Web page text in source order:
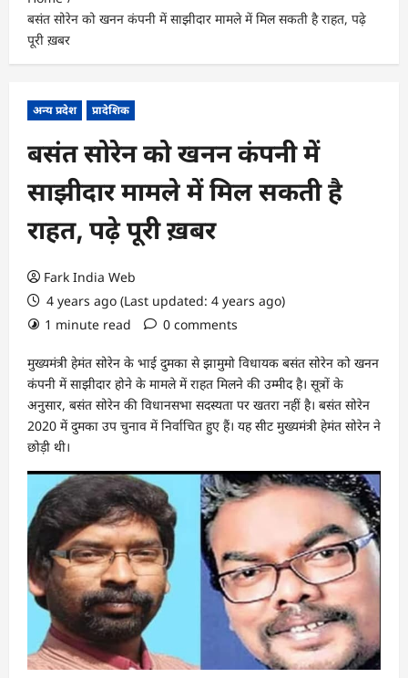
बसंत सोरेन को खनन कंपनी में साझीदार मामले में मिल सकती है राहत, पढ़े
पूरी ख़बर
अन्य प्रदेश प्रादेशिक
बसंत सोरेन को खनन कंपनी में
साझीदार मामले में मिल सकती है
राहत, पढ़े पूरी ख़बर
Fark India Web
4 years ago (Last updated: 4 years ago)
1 minute read
0 comments
मुख्यमंत्री हेमंत सोरेन के भाई दुमका से झामुमो विधायक बसंत सोरेन को खनन
कंपनी में साझीदार होने के मामले में राहत मिलने की उम्मीद है। सूत्रों के
अनुसार, बसंत सोरेन की विधानसभा सदस्यता पर खतरा नहीं है। बसंत सोरेन
2020 में दुमका उप चुनाव में निर्वाचित हुए हैं। यह सीट मुख्यमंत्री हेमंत सोरेन ने
छोड़ी थी।